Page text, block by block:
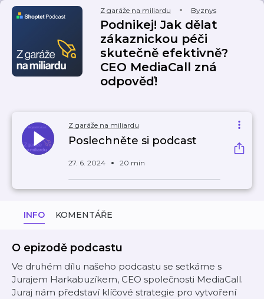
Z garáže na miliardu Byznys
Podnikej! Jak dělat
zákaznickou péči
skutečně efektivně?
CEO MediaCall zná
odpověď!
Z garáže na miliardu
Poslechněte si podcast
27. 6. 2024 20 min
INFO KOMENTÁŘE
O epizodě podcastu
Ve druhém dílu našeho podcastu se setkáme s
Jurajem Harkabuzíkem, CEO společnosti MediaCall.
Juraj nám představí klíčové strategie pro vytvoření